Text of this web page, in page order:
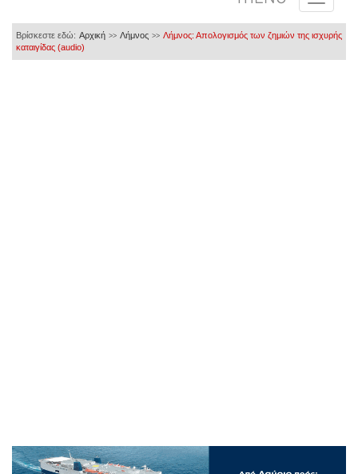
Βρίσκεστε εδώ: Αρχική >> Λήμνος >> Λήμνος: Απολογισμός των ζημιών της ισχυρής
καταιγίδας (audio)